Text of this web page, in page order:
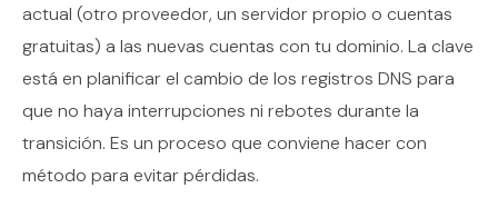
actual (otro proveedor, un servidor propio o cuentas
gratuitas) a las nuevas cuentas con tu dominio. La clave
está en planificar el cambio de los registros DNS para
que no haya interrupciones ni rebotes durante la
transición. Es un proceso que conviene hacer con
método para evitar pérdidas.